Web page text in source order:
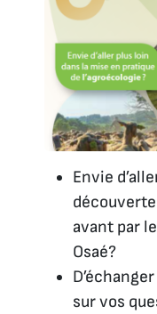
Envie
avant par
Osaé?
sur vos